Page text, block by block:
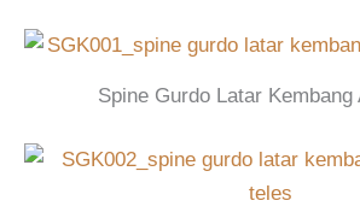
Spine Gurdo Latar Kembang